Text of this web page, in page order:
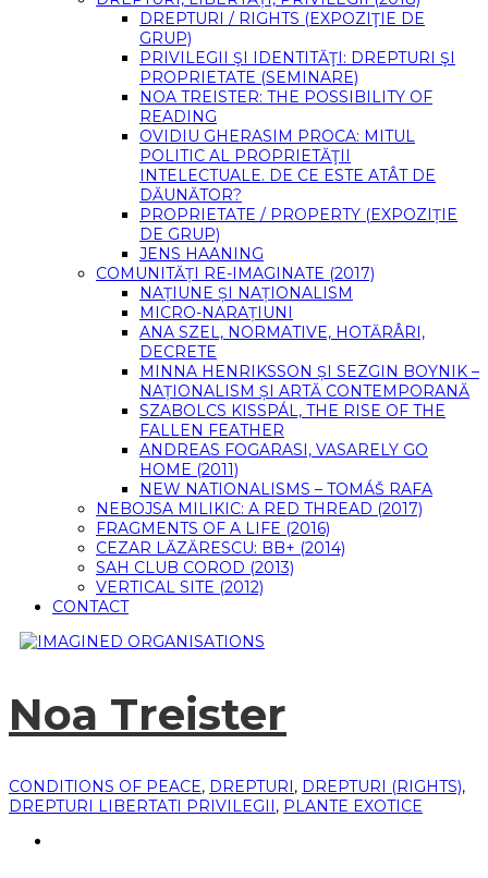
DREPTURI / RIGHTS (EXPOZIŢIE DE
GRUP)
PRIVILEGII ŞI IDENTITĂŢI: DREPTURI ŞI
PROPRIETATE (SEMINARE)
NOA TREISTER: THE POSSIBILITY OF
READING
OVIDIU GHERASIM PROCA: MITUL
POLITIC AL PROPRIETĂŢII
INTELECTUALE. DE CE ESTE ATÂT DE
DĂUNĂTOR?
PROPRIETATE / PROPERTY (EXPOZIȚIE
DE GRUP)
JENS HAANING
COMUNITĂȚI RE-IMAGINATE (2017)
NAȚIUNE ȘI NAȚIONALISM
MICRO-NARAȚIUNI
ANA SZEL, NORMATIVE, HOTĂRÂRI,
DECRETE
MINNA HENRIKSSON ȘI SEZGIN BOYNIK –
NAȚIONALISM ȘI ARTĂ CONTEMPORANĂ
SZABOLCS KISSPÁL, THE RISE OF THE
FALLEN FEATHER
ANDREAS FOGARASI, VASARELY GO
HOME (2011)
NEW NATIONALISMS – TOMÁŠ RAFA
NEBOJSA MILIKIC: A RED THREAD (2017)
FRAGMENTS OF A LIFE (2016)
CEZAR LĂZĂRESCU: BB+ (2014)
SAH CLUB COROD (2013)
VERTICAL SITE (2012)
CONTACT
Noa Treister
CONDITIONS OF PEACE, DREPTURI , DREPTURI (RIGHTS),
DREPTURI LIBERTATI PRIVILEGII , PLANTE EXOTICE